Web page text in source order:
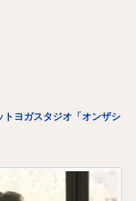
ヨガスタジオ「オンザシ